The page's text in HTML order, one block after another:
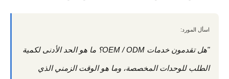
اسأل المورد:
"هل تقدمون خدمات OEM / ODM؟ ما هو الحد الأدنى لكمية
الطلب للوحدات المخصصة، وما هو الوقت الزمني الذي